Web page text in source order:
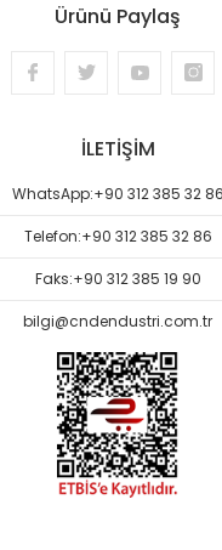
Ürünü Paylaş
İLETİŞİM
WhatsApp:+90 312 385 32 86
Telefon:+90 312 385 32 86
Faks:+90 312 385 19 90
bilgi@cndendustri.com.tr